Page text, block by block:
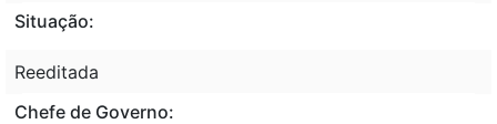
Situação:
Reeditada
Chefe de Governo: